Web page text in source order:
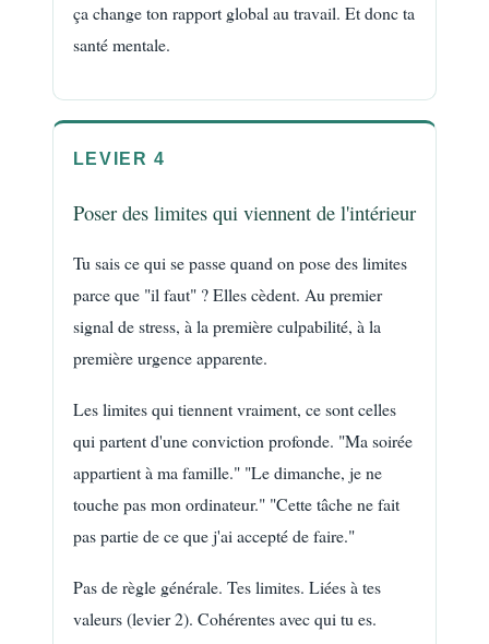
ça change ton rapport global au travail. Et donc ta
santé mentale.
LEVIER 4
Poser des limites qui viennent de l'intérieur
Tu sais ce qui se passe quand on pose des limites
parce que "il faut" ? Elles cèdent. Au premier
signal de stress, à la première culpabilité, à la
première urgence apparente.
Les limites qui tiennent vraiment, ce sont celles
qui partent d'une conviction profonde. "Ma soirée
appartient à ma famille." "Le dimanche, je ne
touche pas mon ordinateur." "Cette tâche ne fait
pas partie de ce que j'ai accepté de faire."
Pas de règle générale. Tes limites. Liées à tes
valeurs (levier 2). Cohérentes avec qui tu es.